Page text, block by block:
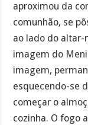
aproximou da
comunhão, se
ao lado do altar-
imagem do
imagem,
esquecendo-se
começar o
cozinha. O fogo